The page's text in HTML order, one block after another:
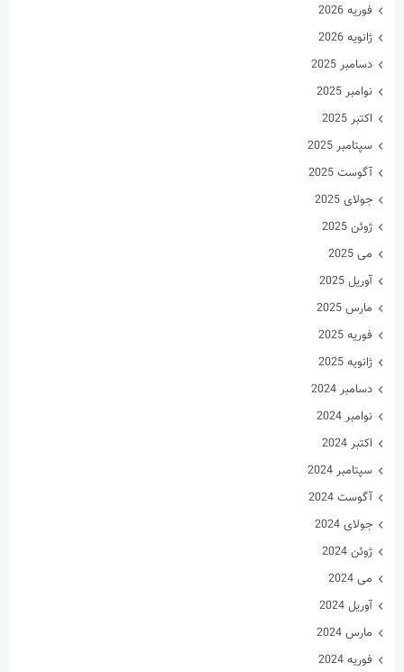
سپتامبر 2025
آگوست 2025
جولای 2025
ژوئن 2025
آوریل 2025
مارس 2025
فوریه 2025
ژانویه 2025
دسامبر 2024
نوامبر 2024
اکتبر 2024
سپتامبر 2024
آگوست 2024
جولای 2024
ژوئن 2024
آوریل 2024
مارس 2024
فوریه 2024
ژانویه 2024
دسامبر 2023
نوامبر 2023
اکتبر 2023